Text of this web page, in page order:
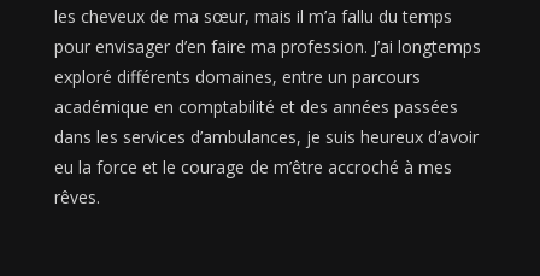
les cheveux de ma sœur, mais il m’a fallu du temps
pour envisager d’en faire ma profession. J’ai longtemps
exploré différents domaines, entre un parcours
académique en comptabilité et des années passées
dans les services d’ambulances, je suis heureux d’avoir
eu la force et le courage de m’être accroché à mes
rêves.